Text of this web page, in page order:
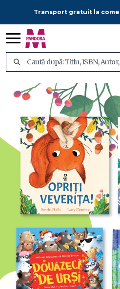
Transport gratuit la